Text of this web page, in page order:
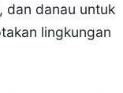
dan danau untuk
lingkungan